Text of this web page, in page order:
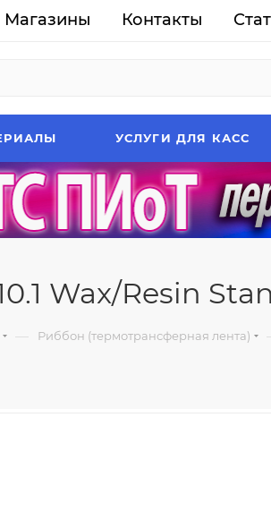
Магазины Контакты
УСЛУГИ ДЛЯ КАСС
Wax/Resin
— Риббон (термотрансферная лента)